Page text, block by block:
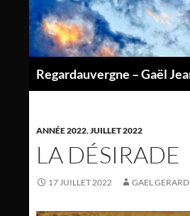
contenu
ANNÉE 2022,JUILLET 2022
LA DÉSIRADE
17 JUILLET 2022 GAEL GERARD